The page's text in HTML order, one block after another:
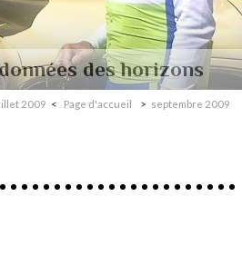
des horizons
2009 Page d'accueil septembre 2009